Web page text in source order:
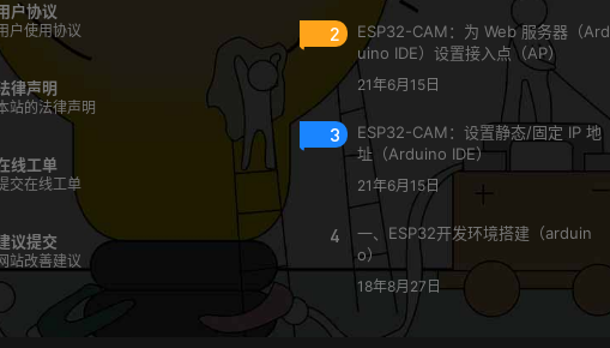
户协议
户使用协议
律声明
站的法律声明
线工单
交在线工单
议提交
站改善建议
2
ESP32-CAM：为 Web 服务器（Ard
uino IDE）设置接入点（AP）
21年6月15日
3
ESP32-CAM：设置静态/固定 IP 地
址（Arduino IDE）
21年6月15日
4
一、ESP32开发环境搭建（arduin
o）
18年8月27日